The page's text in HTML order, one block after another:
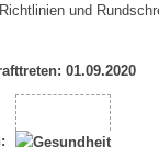
und
01.09.2020